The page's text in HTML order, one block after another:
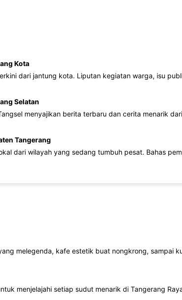
Kota
dari jantung kota. Liputan kegiatan warga, isu
Selatan
menyajikan berita terbaru dan cerita menarik
Tangerang
dari wilayah yang sedang tumbuh pesat. Bahas
melegenda, kafe estetik buat nongkrong, sampai
menjelajahi setiap sudut menarik di Tangerang